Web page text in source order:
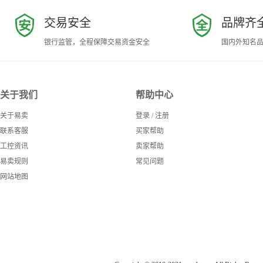
交易安全
银行监管，全程保障交易资金安全
品牌齐
国内外知名
关于我们
关于易卖
联系客服
工控资讯
易卖规则
网站地图
帮助中心
登录 / 注册
买家帮助
卖家帮助
常见问题